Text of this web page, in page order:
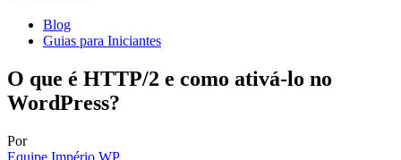
Blog
Guias para Iniciantes
O que é HTTP/2 e como ativá-lo no
WordPress?
Por
Equipe Império WP